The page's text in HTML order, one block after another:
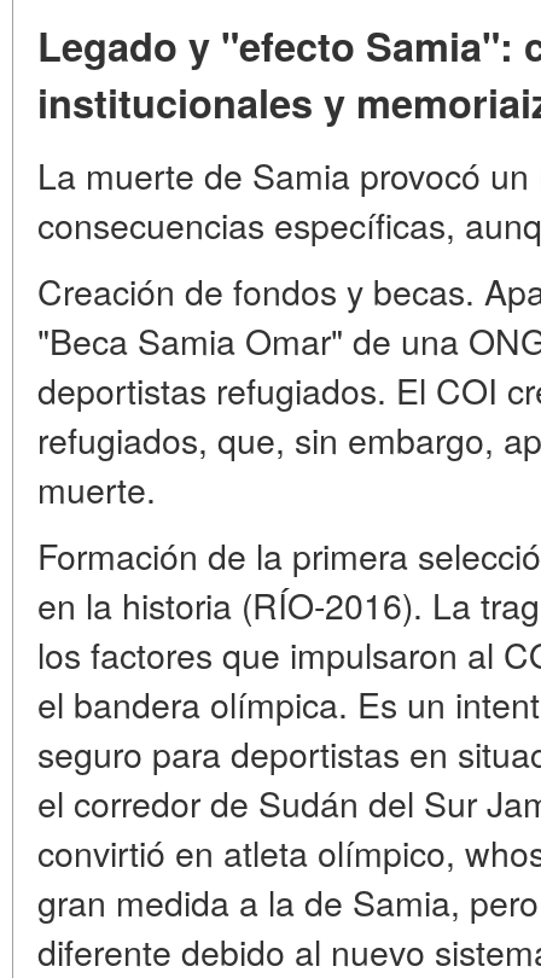
Legado y "efecto Samia":
institucionales y
La muerte de Samia provocó
consecuencias específicas,
Creación de fondos y becas.
"Beca Samia Omar" de una
deportistas refugiados. El COI
refugiados, que, sin embargo,
muerte.
Formación de la primera
en la historia (RÍO-2016). La
los factores que impulsaron al
el bandera olímpica. Es un
seguro para deportistas en
el corredor de Sudán del Sur
convirtió en atleta olímpico,
gran medida a la de Samia,
diferente debido al nuevo